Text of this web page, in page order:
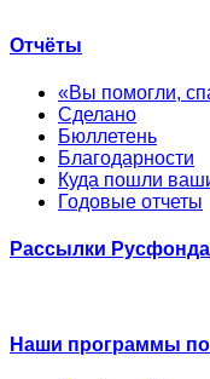
Отчёты
«Вы помогли,
Сделано
Бюллетень
Благодарности
Куда пошли
Годовые отчеты
Рассылки Русфонда
Наши программы